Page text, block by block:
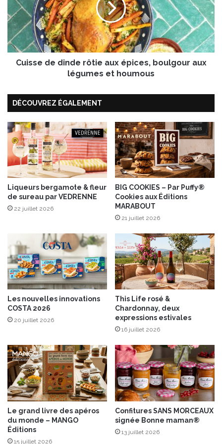
e
a
l
’
A
r
a
n
g
é
d
é
t
é
!
e
e
d
e
ô
t
i
a
u
x
é
p
i
,
b
o
u
l
g
o
u
u
x
l
é
g
m
e
s
Cuisse de dinde rôtie aux épices, boulgour aux
légumes et houmous
DÉCOUVREZ ÉGALEMENT
Liqueurs bergamote & fleur
de sureau par VEDRENNE
22 juillet 2026
BIG COOKIES – Par Puffy®
Cookies aux Éditions
MARABOUT
21 juillet 2026
Les nouvelles innovations
COSTA 2026
20 juillet 2026
This Life rosé &
Chardonnay, deux
expressions estivales
16 juillet 2026
Le grand livre des apéros
du monde – MANGO
Éditions
15 juillet 2026
Confitures SANS MORCEAUX
signée Bonne maman®
13 juillet 2026